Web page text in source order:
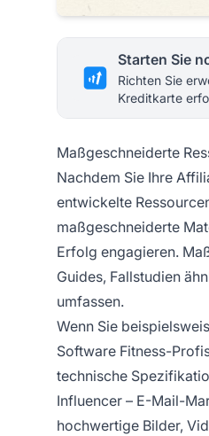
Starten Sie
Richten Sie
Kreditkarte
Maßgeschneiderte
Nachdem Sie Ihre
entwickelte
maßgeschneiderte
Erfolg engagieren.
Guides, Fallstudien
umfassen.
Wenn Sie
Software Fitness-
technische
Influencer – E-Mail-
hochwertige Bilder,